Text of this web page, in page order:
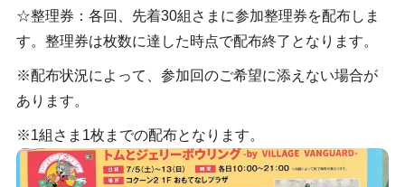
☆整理券：各回、先着30組さまに参加整理券を配布しま
す。整理券は枚数に達した時点で配布終了となります。
※配布状況によって、参加回のご希望に添えない場合が
あります。
※1組さま1枚までの配布となります。